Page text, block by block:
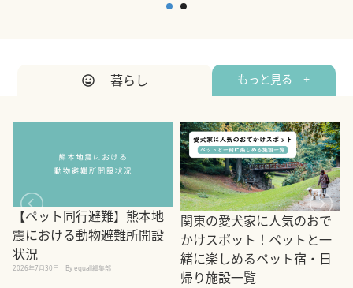
暮らし もっと見る +
【ペット同行避難】熊本地
震における動物避難所開設
状況
2026年7月30日 By equall編集部
関東の愛犬家に人気のおで
かけスポット！ペットと一
緒に楽しめるペット宿・日
帰り施設一覧